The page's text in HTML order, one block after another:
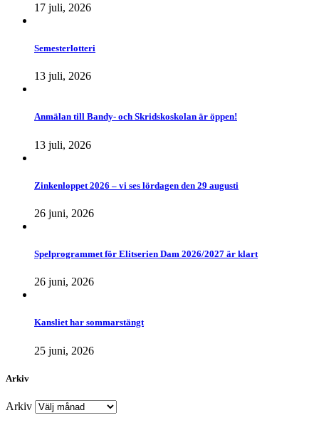
17 juli, 2026
Semesterlotteri
13 juli, 2026
Anmälan till Bandy- och Skridskoskolan är öppen!
13 juli, 2026
Zinkenloppet 2026 – vi ses lördagen den 29 augusti
26 juni, 2026
Spelprogrammet för Elitserien Dam 2026/2027 är klart
26 juni, 2026
Kansliet har sommarstängt
25 juni, 2026
Arkiv
Arkiv